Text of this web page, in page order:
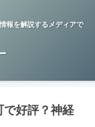
報を解説するメディアで
で好評？神経